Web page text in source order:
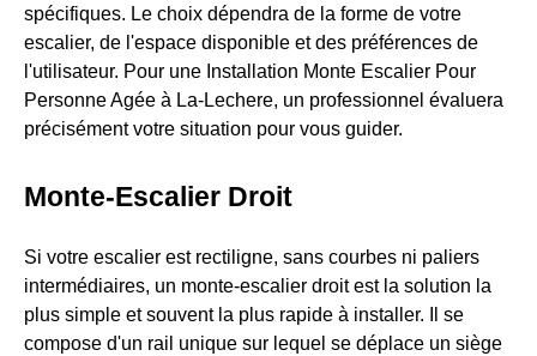
spécifiques. Le choix dépendra de la forme de votre
escalier, de l'espace disponible et des préférences de
l'utilisateur. Pour une Installation Monte Escalier Pour
Personne Agée à La-Lechere, un professionnel évaluera
précisément votre situation pour vous guider.
Monte-Escalier Droit
Si votre escalier est rectiligne, sans courbes ni paliers
intermédiaires, un monte-escalier droit est la solution la
plus simple et souvent la plus rapide à installer. Il se
compose d'un rail unique sur lequel se déplace un siège